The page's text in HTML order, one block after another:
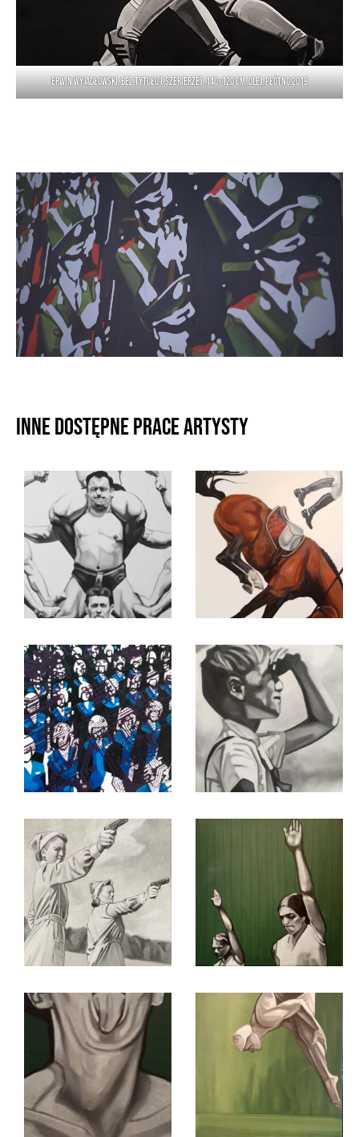
Erwin Wyjadłowski, bez tytułu ( Szerierze) ,140×120 cm, olej, płótno 2019
Inne dostępne prace artysty